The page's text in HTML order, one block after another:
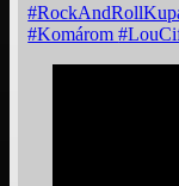
#Komárom